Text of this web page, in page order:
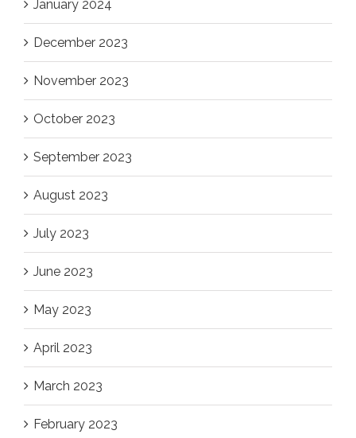
January 2024
December 2023
November 2023
October 2023
September 2023
August 2023
July 2023
June 2023
May 2023
April 2023
March 2023
February 2023